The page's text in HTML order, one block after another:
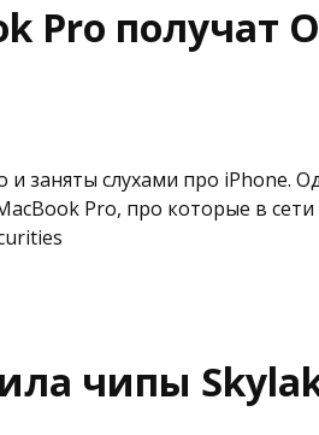
Pro получат
и заняты слухами про iPhone.
Pro, про которые в
чипы